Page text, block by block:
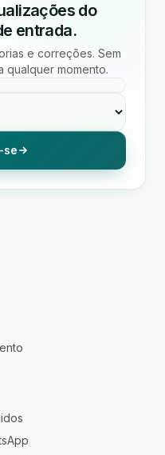
do
entrada.
e correções. Sem
qualquer momento.
se